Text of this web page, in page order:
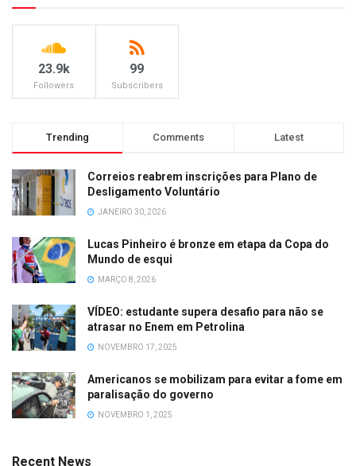
23.9k
Followers
99
Subscribers
Trending Comments Latest
Correios reabrem inscrições para Plano de
Desligamento Voluntário
JANEIRO 30, 2026
Lucas Pinheiro é bronze em etapa da Copa do
Mundo de esqui
MARÇO 8, 2026
VÍDEO: estudante supera desafio para não se
atrasar no Enem em Petrolina
NOVEMBRO 17, 2025
Americanos se mobilizam para evitar a fome em
paralisação do governo
NOVEMBRO 1, 2025
Recent News